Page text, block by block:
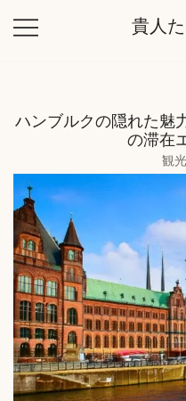
貴人
ハンブルクの隠れた魅
の滞在
観